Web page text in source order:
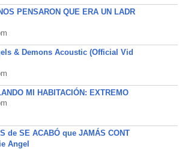
PENSARON QUE ERA UN LADR
& Demons Acoustic (Official Vid
MI HABITACIÓN: EXTREMO
de SE ACABÓ que JAMÁS CONT
Angel